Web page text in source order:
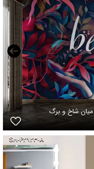
میان شاخ و برگ
SH-P۲۹۲۳-A